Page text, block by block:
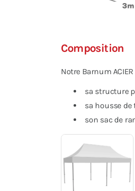
Composition
Notre Barnum
sa structure
sa housse de
son sac de